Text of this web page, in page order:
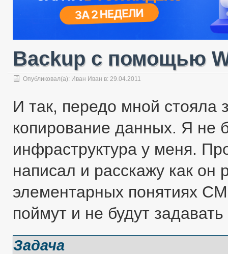
Backup с помощью
Опубликовал(а): Иван Иван в: 29.04.2011
И так, передо мной стояла
копирование данных. Я не
инфраструктура у меня.
написал и расскажу как он
элементарных понятиях
поймут и не будут
Задача